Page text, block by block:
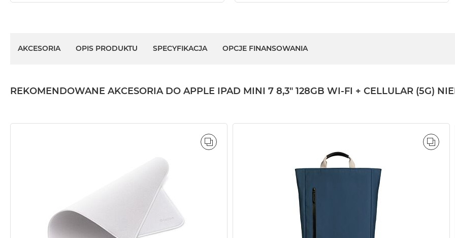
AKCESORIA OPIS PRODUKTU SPECYFIKACJA OPCJE FINANSOWANIA
REKOMENDOWANE AKCESORIA DO APPLE IPAD MINI 7 8,3" 128GB WI-FI + CELLULAR (5G)
PORÓWNAJ